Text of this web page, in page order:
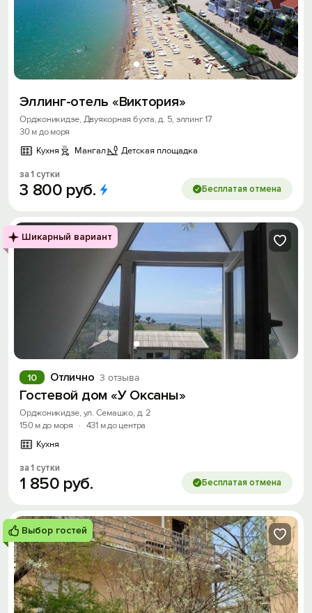
Эллинг-отель «Виктория»
Орджоникидзе, Двуякорная бухта, д. 5, эллинг 17
30 м до моря
Кухня
Мангал Детская площадка
за 1 сутки
3 800 руб. Бесплатая отмена
Шикарный вариант
Отлично 3 отзыва
10
Гостевой дом «У Оксаны»
Орджоникидзе, ул. Семашко, д. 2
150 м до моря
· 431 м до центра
Кухня
за 1 сутки
1 850 руб. Бесплатая отмена
Выбор гостей